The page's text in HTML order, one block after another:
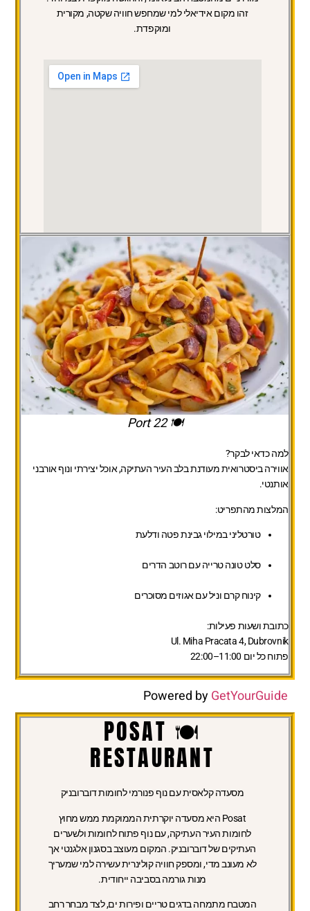
זהו מקום אידיאלי למי שמחפש חוויה שקטה, מקורית
ומוקפדת.
🍽️ Port 22
למה כדאי לבקר?
אווירה ביסטרואית מעודנת בלב העיר העתיקה, אוכל יצירתי ונוף אורבני
אותנטי.
המלצות מהתפריט:
טורטליני במילוי גבינת פטה ודלעת
סלט טונה טרייה עם רוטב הדרים
קינוח קרם וניל עם אגוזים מסוכרים
כתובת ושעות פעילות:
Ul. Miha Pracata 4, Dubrovnik
פתוח כל יום 11:00–22:00
Powered byGetYourGuide
🍽️ POSAT
RESTAURANT
מסעדה קלאסית עם נוף פנורמי לחומות דוברובניק
Posat היא מסעדה יוקרתית הממוקמת ממש מחוץ
לחומות העיר העתיקה, עם נוף פתוח לחומות ולשערים
העתיקים של דוברובניק. המקום מעוצב בסגנון אלגנטי אך
לא מעונב מדי, ומספק חוויה קולינרית עשירה למי שמעריך
מנות גורמה בסביבה ייחודית.
המטבח מתמחה בדגים טריים ופירות ים, לצד מבחר רחב